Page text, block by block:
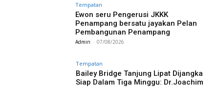
Tempatan
Ewon seru Pengerusi JKKK
Penampang bersatu jayakan Pelan
Pembangunan Penampang
Admin - 07/08/2026
Tempatan
Bailey Bridge Tanjung Lipat Dijangka
Siap Dalam Tiga Minggu: Dr.Joachim